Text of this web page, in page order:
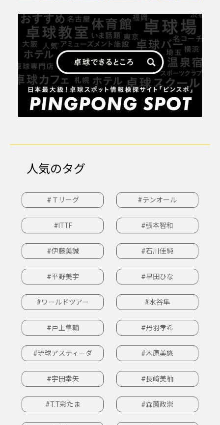
人気のタグ
#Ｔリーグ #テンオール
#ITTF #張本智和
#伊藤美誠 #石川佳純
#平野美宇 #早田ひな
#ワールドツアー #水谷隼
#戸上隼輔 #丹羽孝希
#琉球アスティーダ #木原美悠
#宇田幸矢 #長﨑美柚
#T.T彩たま #森薗政崇